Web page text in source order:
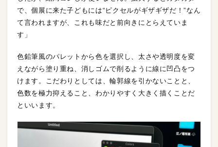
で、個展に来た子どもには“ピクセルがギザギザだ！”なん
て言われますが、これも味だと前向きにとらえていま
す」
色鉛筆風のパレットから色を選択し、太さや透明度を変
えながら塗り重ね、消しゴムで削るように線に凹凸をつ
けます。こだわりとしては、輪郭線を引かないことと、
色数を極力抑えること、わかりやすく大きく描くことだ
といいます。